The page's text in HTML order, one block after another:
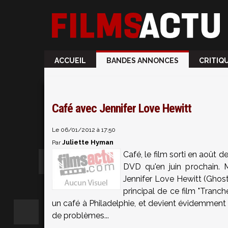
ACCUEIL BANDES ANNONCES
Café avec Jennifer Love Hewitt
Le 06/01/2012 à 17:50
ParJuliette Hyman
Café, le film sorti en août
DVD qu'en juin prochain.
Jennifer Love Hewitt
principal de ce film
un café à Philadelphie, et devient
de problèmes...